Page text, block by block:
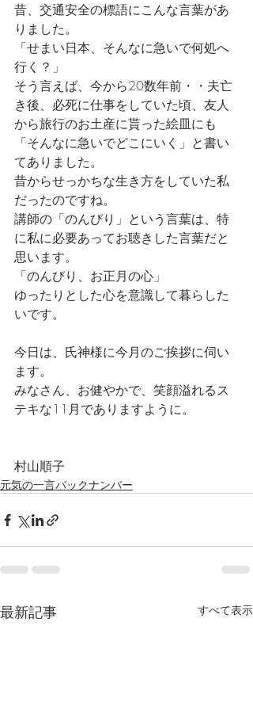
昔、交通安全の標語にこんな言葉があ
りました。
「せまい日本、そんなに急いで何処へ
行く？」
そう言えば、今から20数年前・・夫亡
き後、必死に仕事をしていた頃、友人
から旅行のお土産に貰った絵皿にも
「そんなに急いでどこにいく」と書い
てありました。
昔からせっかちな生き方をしていた私
だったのですね。
講師の「のんびり」という言葉は、特
に私に必要あってお聴きした言葉だと
思います。
「のんびり、お正月の心」
ゆったりとした心を意識して暮らした
いです。
今日は、氏神様に今月のご挨拶に伺い
ます。
みなさん、お健やかで、笑顔溢れるス
テキな11月でありますように。
村山順子
元気の一言バックナンバー
最新記事 すべて表示